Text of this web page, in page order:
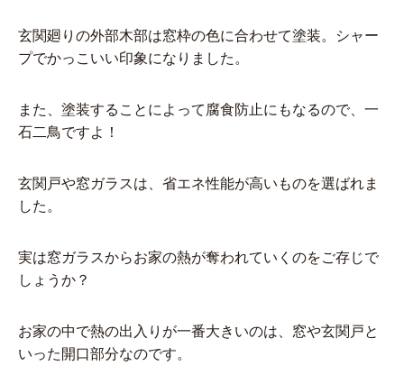
玄関廻りの外部木部は窓枠の色に合わせて塗装。シャー
プでかっこいい印象になりました。
また、塗装することによって腐食防止にもなるので、一
石二鳥ですよ！
玄関戸や窓ガラスは、省エネ性能が高いものを選ばれま
した。
実は窓ガラスからお家の熱が奪われていくのをご存じで
しょうか？
お家の中で熱の出入りが一番大きいのは、窓や玄関戸と
いった開口部分なのです。